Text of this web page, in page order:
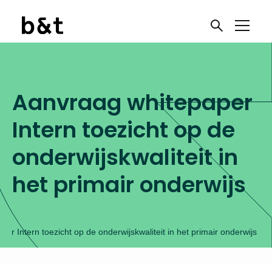
Aanvraag whitepaper
Intern toezicht op de
onderwijskwaliteit in
het primair onderwijs
Intern toezicht op de onderwijskwaliteit in het primair onderwijs